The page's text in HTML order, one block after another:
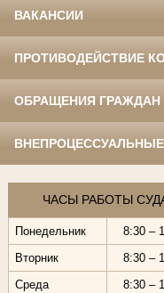
ВАКАНСИИ
ПРОТИВОДЕЙСТВИЕ
ОБРАЩЕНИЯ ГРАЖДАН
ЧАСЫ РАБОТЫ
Понедельник
8:30 –
Вторник
8:30 –
Среда
8:30 –